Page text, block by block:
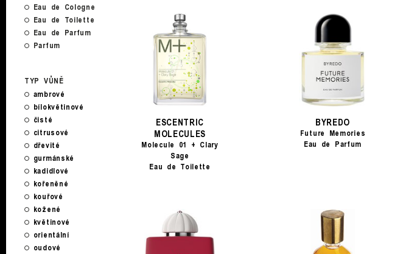
Eau de Cologne
Eau de Toilette
Eau de Parfum
Parfum
TYP VŮNĚ
ambrové
bílokvětinové
čisté
citrusové
dřevité
gurmánské
kadidlové
kořeněné
kouřové
kožené
květinové
orientální
oudové
ESCENTRIC
MOLECULES
Molecule 01 + Clary
Sage
Eau de Toilette
BYREDO
Future Memories
Eau de Parfum